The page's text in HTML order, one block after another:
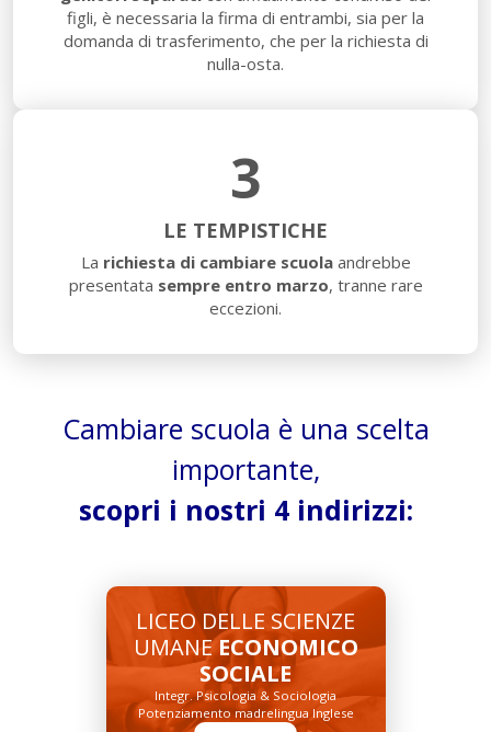
figli, è necessaria la firma di entrambi, sia per la
domanda di trasferimento, che per la richiesta di
nulla-osta.
3
LE TEMPISTICHE
La richiesta di cambiare scuolaandrebbe
presentata sempre entro marzo, tranne rare
eccezioni.
Cambiare scuola è una scelta
importante,
scopri i nostri 4 indirizzi:
LICEO DELLE SCIENZE
UMANEECONOMICO
SOCIALE
Integr. Psicologia & Sociologia
Potenziamento madrelingua Inglese